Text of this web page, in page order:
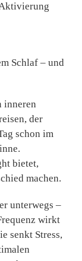
Schlaf – und
inneren
der
schon im
bietet,
machen.
unterwegs –
wirkt
senkt Stress,